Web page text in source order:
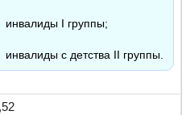
инвалиды I группы;
инвалиды с детства II группы.